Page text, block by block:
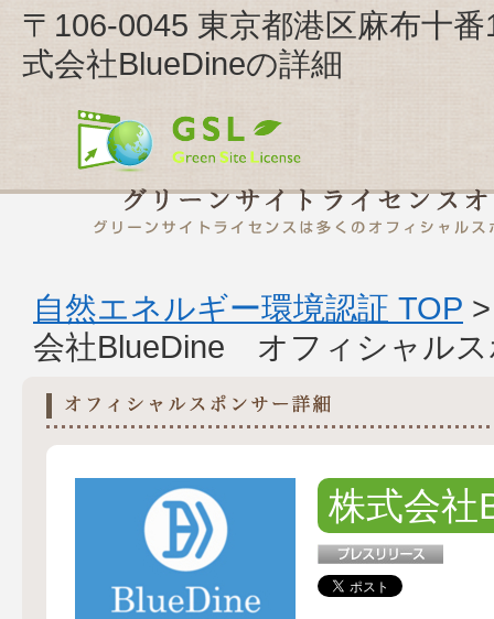
〒106-0045 東京都港区麻布十
式会社BlueDineの詳細
自然エネルギー環境認証 TOP
会社BlueDine オフィシャルス
株式会社